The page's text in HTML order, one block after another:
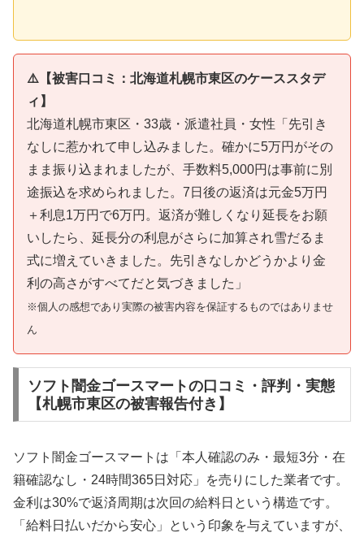
⚠️【被害口コミ：北海道札幌市東区のケーススタデ
ィ】
北海道札幌市東区・33歳・派遣社員・女性「先引き
なしに惹かれて申し込みました。確かに5万円がその
まま振り込まれましたが、手数料5,000円は事前に別
途振込を求められました。7日後の返済は元金5万円
＋利息1万円で6万円。返済が難しくなり延長をお願
いしたら、延長分の利息がさらに加算され雪だるま
式に増えていきました。先引きなしかどうかより金
利の高さがすべてだと気づきました」
※個人の感想であり実際の被害内容を保証するものではありませ
ん
ソフト闇金ゴースマートの口コミ・評判・実態
【札幌市東区の被害報告付き】
ソフト闇金ゴースマートは「本人確認のみ・最短3分・在
籍確認なし・24時間365日対応」を売りにした業者です。
金利は30%で返済周期は次回の給料日という構造です。
「給料日払いだから安心」という印象を与えていますが、